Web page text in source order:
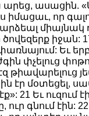
արեց, ասացին.
իմացաւ, որ
միայնակ
իջան:
Եւ
փչելուց
էր մօտեցել,
21 Եւ ուզում
գնում էին: